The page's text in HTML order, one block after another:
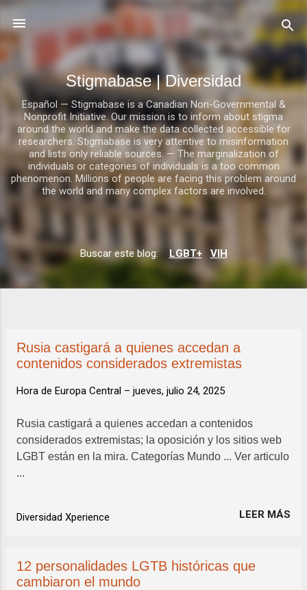
Ir al contenido principal
Stigmabase | Diversidad
Español — Stigmabase is a Canadian Non-Governmental &
Nonprofit Initiative. Our mission is to inform about stigma
around the world and make the data collected accessible for
researchers. Stigmabase is very attentive to misinformation
and lists only reliable sources. — The marginalization of
individuals or categories of individuals is a too common
phenomenon. Millions of people are facing this problem around
the world and many complex factors are involved.
E
Buscar este blog: LGBT+ VIH
Rusia castigará a quienes accedan a
contenidos considerados extremistas
Hora de Europa Central – jueves, julio 24, 2025
Rusia castigará a quienes accedan a contenidos
considerados extremistas; la oposición y los sitios web
LGBT están en la mira. Categorías Mundo ... Ver articulo
...
Diversidad Xperience LEER MÁS
12 personalidades LGTB históricas que
cambiaron el mundo